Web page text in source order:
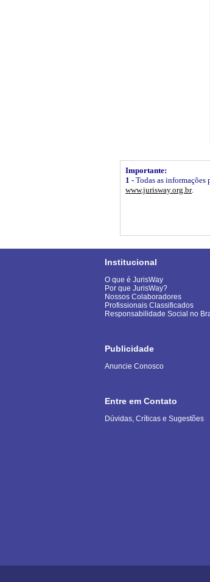
Importante:
1 - Todas as informações
www.jurisway.org.br.
Institucional
O que é JurisWay
Por que JurisWay?
Nossos Colaboradores
Profissionais Classificados
Responsabilidade Social no
Publicidade
Anuncie Conosco
Entre em Contato
Dúvidas, Críticas e Sugestões